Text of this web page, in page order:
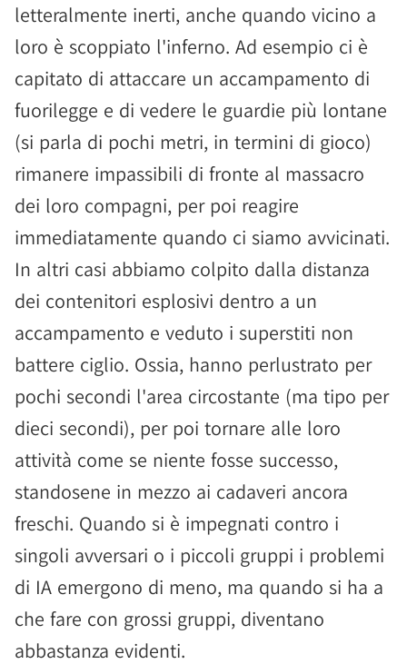
letteralmente inerti, anche quando vicino a
loro è scoppiato l'inferno. Ad esempio ci è
capitato di attaccare un accampamento di
fuorilegge e di vedere le guardie più lontane
(si parla di pochi metri, in termini di gioco)
rimanere impassibili di fronte al massacro
dei loro compagni, per poi reagire
immediatamente quando ci siamo avvicinati.
In altri casi abbiamo colpito dalla distanza
dei contenitori esplosivi dentro a un
accampamento e veduto i superstiti non
battere ciglio. Ossia, hanno perlustrato per
pochi secondi l'area circostante (ma tipo per
dieci secondi), per poi tornare alle loro
attività come se niente fosse successo,
standosene in mezzo ai cadaveri ancora
freschi. Quando si è impegnati contro i
singoli avversari o i piccoli gruppi i problemi
di IA emergono di meno, ma quando si ha a
che fare con grossi gruppi, diventano
abbastanza evidenti.